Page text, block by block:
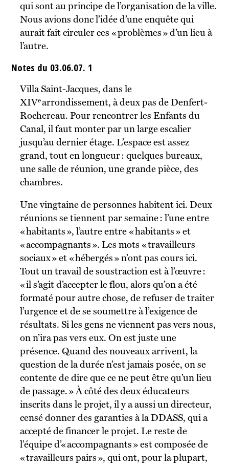
qui sont au principe de l’organisation de la ville.
Nous avions donc l’idée d’une enquête qui
aurait fait circuler ces « problèmes » d’un lieu à
l’autre.
Notes du 03.06.07. 1
Villa Saint-Jacques, dans le
XIVearrondissement, à deux pas de Denfert-
Rochereau. Pour rencontrer les Enfants du
Canal, il faut monter par un large escalier
jusqu’au dernier étage. L’espace est assez
grand, tout en longueur : quelques bureaux,
une salle de réunion, une grande pièce, des
chambres.
Une vingtaine de personnes habitent ici. Deux
réunions se tiennent par semaine : l’une entre
« habitants », l’autre entre « habitants » et
« accompagnants ». Les mots « travailleurs
sociaux » et « hébergés » n’ont pas cours ici.
Tout un travail de soustraction est à l’œuvre :
« il s’agit d’accepter le flou, alors qu’on a été
formaté pour autre chose, de refuser de traiter
l’urgence et de se soumettre à l’exigence de
résultats. Si les gens ne viennent pas vers nous,
on n’ira pas vers eux. On est juste une
présence. Quand des nouveaux arrivent, la
question de la durée n’est jamais posée, on se
contente de dire que ce ne peut être qu’un lieu
de passage. » À côté des deux éducateurs
inscrits dans le projet, il y a aussi un directeur,
censé donner des garanties à la DDASS, qui a
accepté de financer le projet. Le reste de
l’équipe d’« accompagnants » est composée de
« travailleurs pairs », qui ont, pour la plupart,